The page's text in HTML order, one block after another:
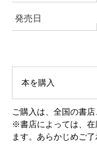
発売日
本を購入
ご購入は、全国の書
※書店によっては、在
ます。あらかじめご了